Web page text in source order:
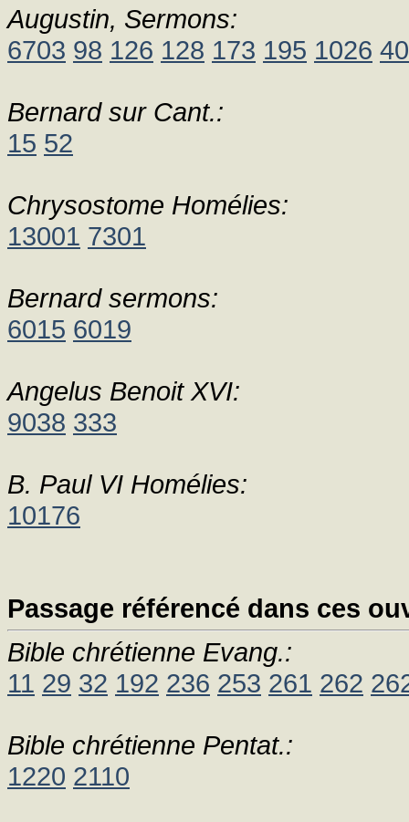
Augustin, Sermons:
6703 98 126 128 173 195 1026
Bernard sur Cant.:
15 52
Chrysostome Homélies:
13001 7301
Bernard sermons:
6015 6019
Angelus Benoit XVI:
9038 333
B. Paul VI Homélies:
10176
Passage référencé dans ces
Bible chrétienne Evang.:
11 29 32 192 236 253 261 262
Bible chrétienne Pentat.:
1220 2110